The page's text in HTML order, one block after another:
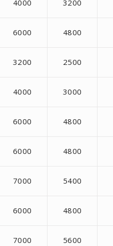
4000 3200
6000 4800
3200 2500
4000 3000
6000 4800
6000 4800
7000 5400
6000 4800
7000 5600